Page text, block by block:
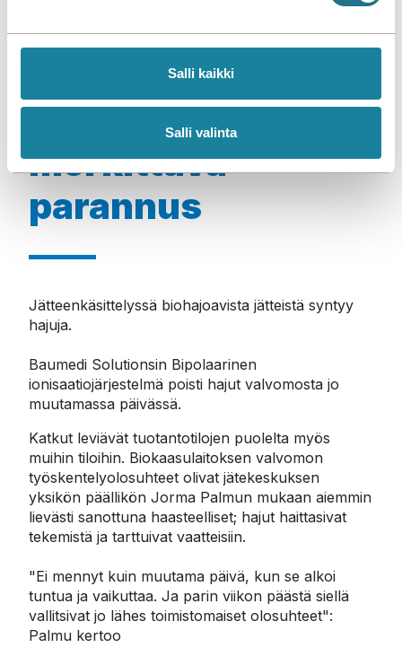
t
Salli kaikki
Salli valinta
Henkilöstön
työhyvinvointiin
merkittävä
parannus
Jätteenkäsittelyssä biohajoavista jätteistä syntyy
hajuja.
Baumedi Solutionsin Bipolaarinen
ionisaatiojärjestelmä poisti hajut valvomosta jo
muutamassa päivässä.
Katkut leviävät tuotantotilojen puolelta myös
muihin tiloihin. Biokaasulaitoksen valvomon
työskentelyolosuhteet olivat jätekeskuksen
yksikön päällikön Jorma Palmun mukaan aiemmin
lievästi sanottuna haasteelliset; hajut haittasivat
tekemistä ja tarttuivat vaatteisiin.
"Ei mennyt kuin muutama päivä, kun se alkoi
tuntua ja vaikuttaa. Ja parin viikon päästä siellä
vallitsivat jo lähes toimistomaiset olosuhteet":
Palmu kertoo